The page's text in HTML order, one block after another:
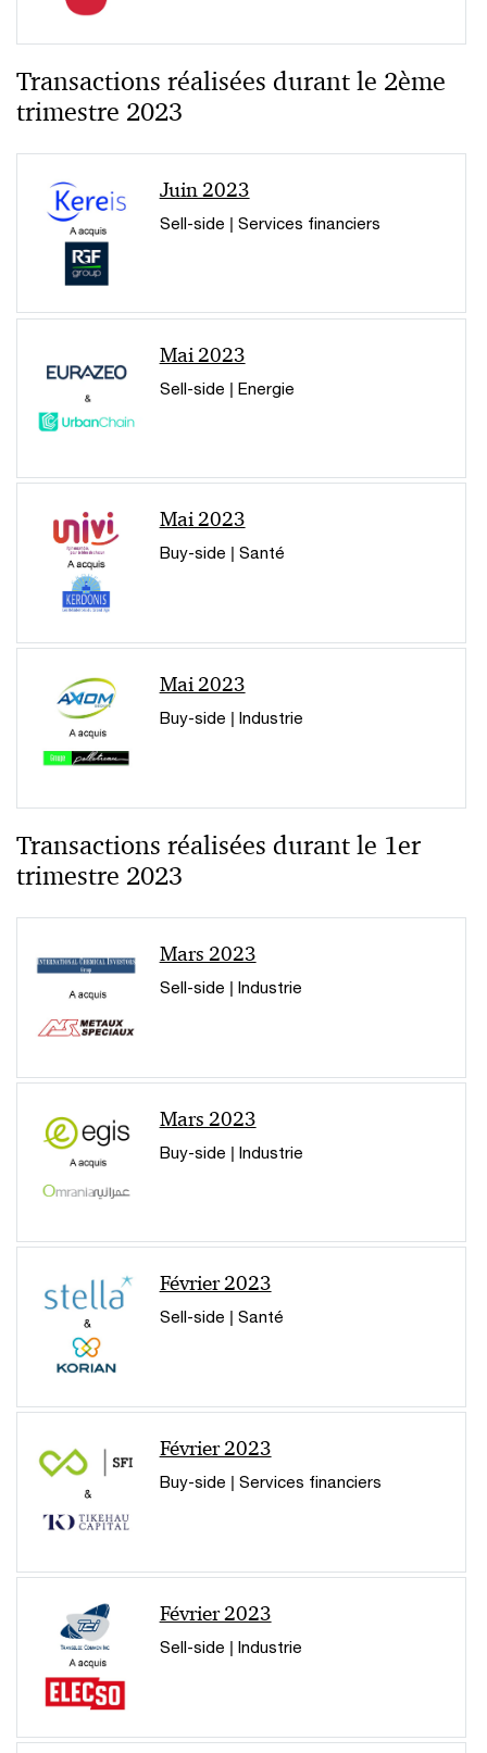
Transactions réalisées durant le 2ème
trimestre 2023
Juin 2023
Sell-side | Services financiers
Mai 2023
Sell-side | Energie
Mai 2023
Buy-side | Santé
Mai 2023
Buy-side | Industrie
Transactions réalisées durant le 1er
trimestre 2023
Mars 2023
Sell-side | Industrie
Mars 2023
Buy-side | Industrie
Février 2023
Sell-side | Santé
Février 2023
Buy-side | Services financiers
Février 2023
Sell-side | Industrie